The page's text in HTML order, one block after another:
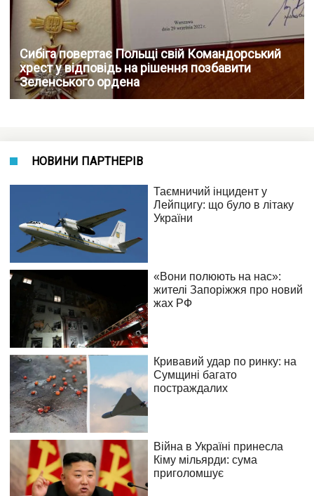
Сибіга повертає Польщі свій Командорський
хрест у відповідь на рішення позбавити
Зеленського ордена
НОВИНИ ПАРТНЕРІВ